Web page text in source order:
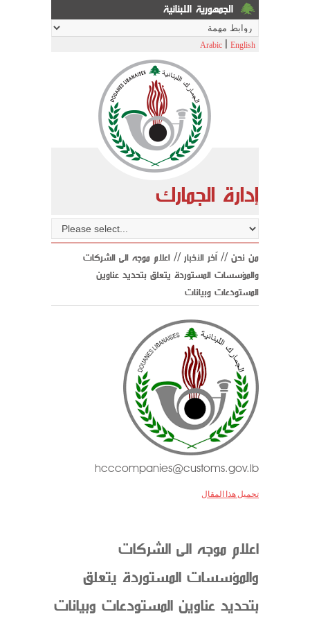
الجمهورية اللبنانية
Arabic English
إدارة الجمارك
من نحن // اّخر الأخبار// اعلام موجه الى الشركات
والمؤسسات المستوردة يتعلق بتحديد عناوين
المستودعات وبيانات
hcccompanies@customs.gov.lb
تحميل هذا المقال
اعلام موجه الى الشركات
والمؤسسات المستوردة يتعلق
بتحديد عناوين المستودعات وبيانات